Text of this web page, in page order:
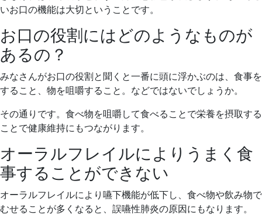
いお口の機能は大切ということです。
お口の役割にはどのようなものが
あるの？
みなさんがお口の役割と聞くと一番に頭に浮かぶのは、食事を
すること、物を咀嚼すること。などではないでしょうか。
その通りです。食べ物を咀嚼して食べることで栄養を摂取する
ことで健康維持にもつながります。
オーラルフレイルによりうまく食
事することができない
オーラルフレイルにより嚥下機能が低下し、食べ物や飲み物で
むせることが多くなると、誤嚥性肺炎の原因にもなります。